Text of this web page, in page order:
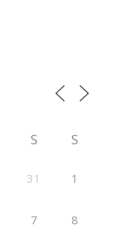
S S
31 1
7 8